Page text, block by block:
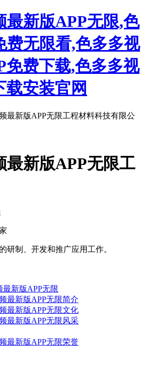
最新版APP无限,色
费无限看,色多多视
免费下载,色多多视
载安装官网
视频最新版APP无限工程材料科技有限公
最新版APP无限工
、开发和推广应用工作。
新版APP无限
最新版APP无限简介
最新版APP无限文化
最新版APP无限风采
最新版APP无限荣誉